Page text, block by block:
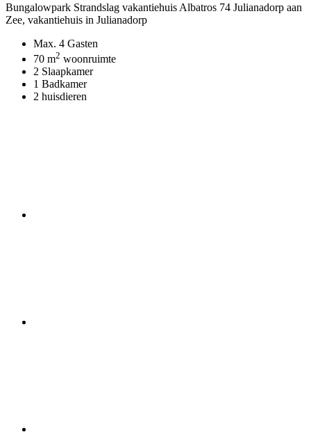
Bungalowpark Strandslag vakantiehuis Albatros 74 Julianadorp aan
Zee, vakantiehuis in Julianadorp
Max. 4 Gasten
70 m2 woonruimte
2 Slaapkamer
1 Badkamer
2 huisdieren